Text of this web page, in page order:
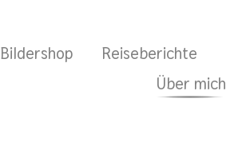
Bildershop
Reiseberichte
Über mich